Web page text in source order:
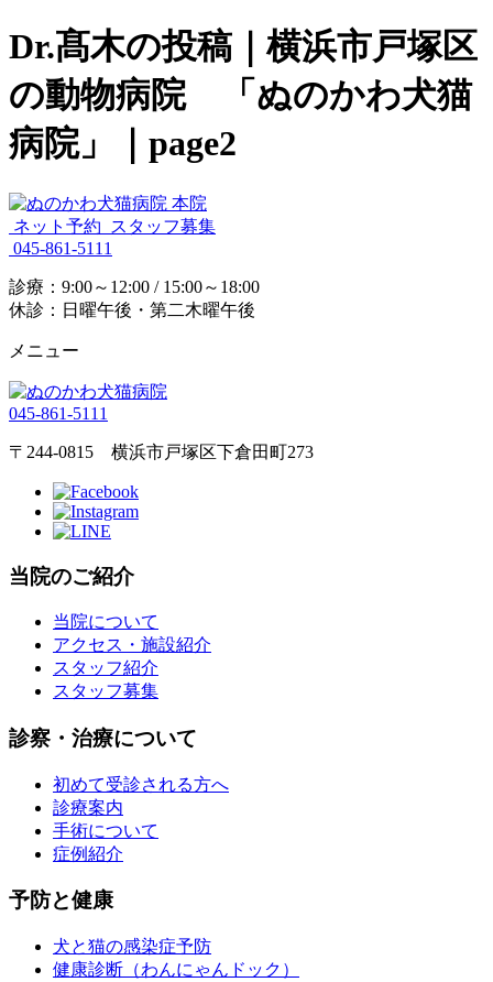
Dr.髙木の投稿｜横浜市戸塚区
の動物病院 「ぬのかわ犬猫
病院」｜page2
ネット予約
スタッフ募集
045-861-5111
診療：9:00～12:00 / 15:00～18:00
休診：日曜午後・第二木曜午後
メニュー
045-861-5111
〒244-0815 横浜市戸塚区下倉田町273
当院のご紹介
当院について
アクセス・施設紹介
スタッフ紹介
スタッフ募集
診察・治療について
初めて受診される方へ
診療案内
手術について
症例紹介
予防と健康
犬と猫の感染症予防
健康診断（わんにゃんドック）